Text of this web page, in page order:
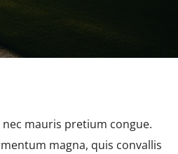
mauris pretium congue.
magna, quis convallis